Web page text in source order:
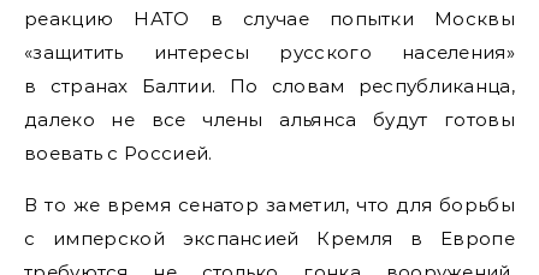
реакцию НАТО в случае попытки Москвы
«защитить интересы русского населения»
в странах Балтии. По словам республиканца,
далеко не все члены альянса будут готовы
воевать с Россией.
В то же время сенатор заметил, что для борьбы
с имперской экспансией Кремля в Европе